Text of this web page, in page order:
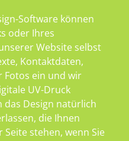
Software können
oder Ihres
Website selbst
Kontaktdaten,
Fotos ein und wir
UV-Druck
das Design natürlich
die Ihnen
stehen, wenn Sie